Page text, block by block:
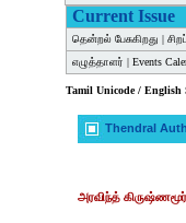
Current Issue
தென்றல் பேசுகிறது |
எழுத்தாளர் | Events
Tamil Unicode / English
Thendral
அரவிந்த்